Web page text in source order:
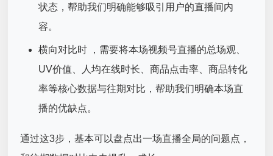
状态，帮助我们明确能够吸引用户的直播间内
容。
横向对比时 ，需要将本场视频号直播的总场观、
UV价值、人均在线时长、商品点击率、商品转化
率等核心数据与往期对比，帮助我们明确本场直
播的优缺点。
通过这3步，基本可以盘点出一场直播全局的问题点，